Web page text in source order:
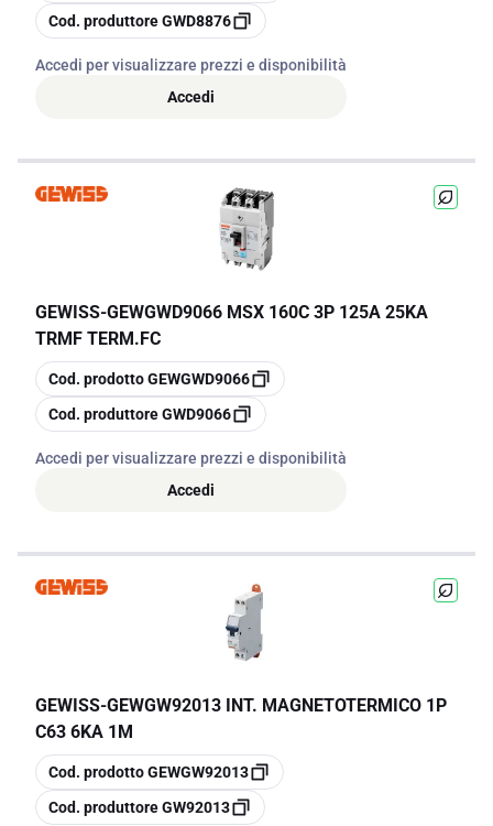
copia
Cod. produttoreGWD8876
Accedi per visualizzare prezzi e disponibilità
Accedi
GEWISS-GEWGWD9066 MSX 160C 3P 125A 25KA
TRMF TERM.FC
copia
Cod. prodottoGEWGWD9066
copia
Cod. produttoreGWD9066
Accedi per visualizzare prezzi e disponibilità
Accedi
GEWISS-GEWGW92013 INT. MAGNETOTERMICO 1P
C63 6KA 1M
copia
Cod. prodottoGEWGW92013
copia
Cod. produttoreGW92013